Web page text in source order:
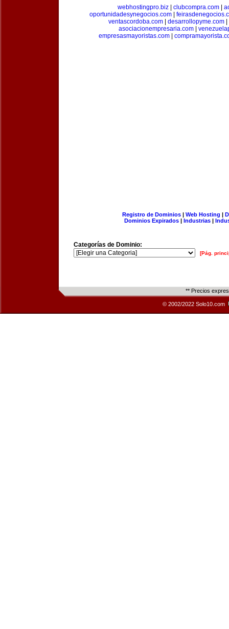
webhostingpro.biz| clubcompra.com|
oportunidadesynegocios.com|
ventascordoba.com| desarrollopyme.com|
asociacionempresaria.com
empresasmayoristas.com|
Registro de Dominios| Web Hosting |
Dominios Expirados | Industrias |
Categorías de Dominio:
[Pág.
** Precios
© 2002/2022 Solo10.com